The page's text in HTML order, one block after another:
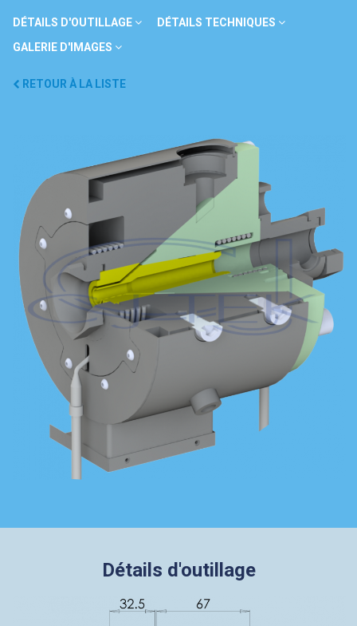
DÉTAILS D'OUTILLAGE
DÉTAILS TECHNIQUES
GALERIE D'IMAGES
RETOUR À LA LISTE
Détails d'outillage